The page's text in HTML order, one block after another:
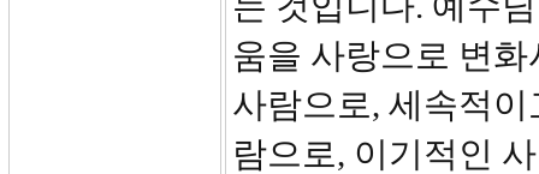
움을 사랑으로 변
사람으로, 세속적
람으로, 이기적인